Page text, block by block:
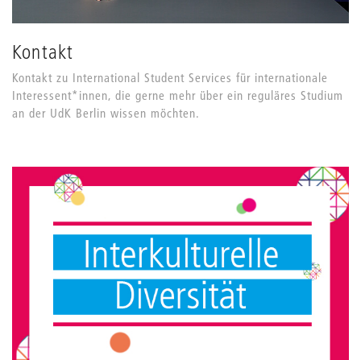
Kontakt
Kontakt zu International Student Services für internationale
Interessent*innen, die gerne mehr über ein reguläres Studium
an der UdK Berlin wissen möchten.